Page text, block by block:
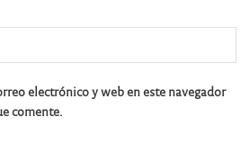
electrónico y web en este navegador
comente.